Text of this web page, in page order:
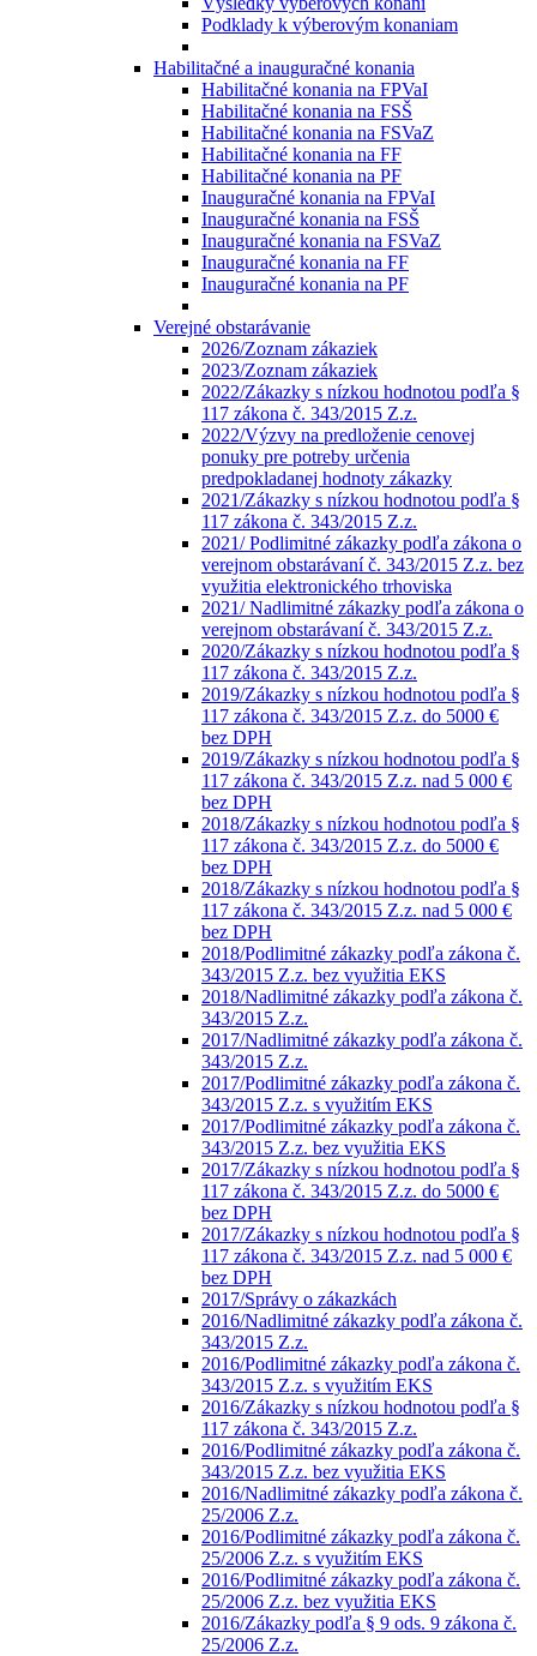
Podklady k výberovým konaniam
Habilitačné a inauguračné konania
Habilitačné konania na FPVaI
Habilitačné konania na FSŠ
Habilitačné konania na FSVaZ
Habilitačné konania na FF
Habilitačné konania na PF
Inauguračné konania na FPVaI
Inauguračné konania na FSŠ
Inauguračné konania na FSVaZ
Inauguračné konania na FF
Inauguračné konania na PF
Verejné obstarávanie
2026/Zoznam zákaziek
2023/Zoznam zákaziek
2022/Zákazky s nízkou hodnotou podľa §
117 zákona č. 343/2015 Z.z.
2022/Výzvy na predloženie cenovej
ponuky pre potreby určenia
predpokladanej hodnoty zákazky
2021/Zákazky s nízkou hodnotou podľa §
117 zákona č. 343/2015 Z.z.
2021/ Podlimitné zákazky podľa zákona o
verejnom obstarávaní č. 343/2015 Z.z. bez
využitia elektronického trhoviska
2021/ Nadlimitné zákazky podľa zákona o
verejnom obstarávaní č. 343/2015 Z.z.
2020/Zákazky s nízkou hodnotou podľa §
117 zákona č. 343/2015 Z.z.
2019/Zákazky s nízkou hodnotou podľa §
117 zákona č. 343/2015 Z.z. do 5000 €
bez DPH
2019/Zákazky s nízkou hodnotou podľa §
117 zákona č. 343/2015 Z.z. nad 5 000 €
bez DPH
2018/Zákazky s nízkou hodnotou podľa §
117 zákona č. 343/2015 Z.z. do 5000 €
bez DPH
2018/Zákazky s nízkou hodnotou podľa §
117 zákona č. 343/2015 Z.z. nad 5 000 €
bez DPH
2018/Podlimitné zákazky podľa zákona č.
343/2015 Z.z. bez využitia EKS
2018/Nadlimitné zákazky podľa zákona č.
343/2015 Z.z.
2017/Nadlimitné zákazky podľa zákona č.
343/2015 Z.z.
2017/Podlimitné zákazky podľa zákona č.
343/2015 Z.z. s využitím EKS
2017/Podlimitné zákazky podľa zákona č.
343/2015 Z.z. bez využitia EKS
2017/Zákazky s nízkou hodnotou podľa §
117 zákona č. 343/2015 Z.z. do 5000 €
bez DPH
2017/Zákazky s nízkou hodnotou podľa §
117 zákona č. 343/2015 Z.z. nad 5 000 €
bez DPH
2017/Správy o zákazkách
2016/Nadlimitné zákazky podľa zákona č.
343/2015 Z.z.
2016/Podlimitné zákazky podľa zákona č.
343/2015 Z.z. s využitím EKS
2016/Zákazky s nízkou hodnotou podľa §
117 zákona č. 343/2015 Z.z.
2016/Podlimitné zákazky podľa zákona č.
343/2015 Z.z. bez využitia EKS
2016/Nadlimitné zákazky podľa zákona č.
25/2006 Z.z.
2016/Podlimitné zákazky podľa zákona č.
25/2006 Z.z. s využitím EKS
2016/Podlimitné zákazky podľa zákona č.
25/2006 Z.z. bez využitia EKS
2016/Zákazky podľa § 9 ods. 9 zákona č.
25/2006 Z.z.